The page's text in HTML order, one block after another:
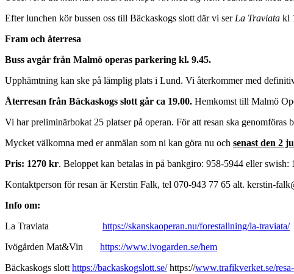
Efter lunchen kör bussen oss till Bäckaskogs slott där vi ser La Traviata kl
Fram och återresa
Buss avgår från Malmö operas parkering kl. 9.45.
Upphämtning kan ske på lämplig plats i Lund. Vi återkommer med
Återresan från Bäckaskogs slott går ca 19.00. Hemkomst till Malmö
Vi har preliminärbokat 25 platser på operan. För att resan ska genomföras
Mycket välkomna med er anmälan som ni kan göra nu och senast den 2
Pris: 1270 kr. Beloppet kan betalas in på bankgiro: 958-5944 eller
Kontaktperson för resan är Kerstin Falk, tel 070-943 77 65 alt. kerstin-
Info om:
La Traviata https://skanskaoperan.nu/forestallning/la-traviata/
Ivögården Mat&Vin https://www.ivogarden.se/hem
Bäckaskogs slott https://backaskogslott.se/https://www.trafikverket.se/